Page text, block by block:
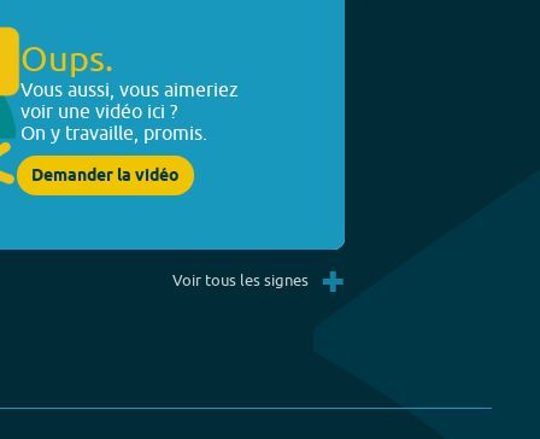
Oups.
Vous aussi, vous aimeriez
voir une vidéo ici ?
On y travaille, promis.
Demander la vidéo
Voir tous les signes +